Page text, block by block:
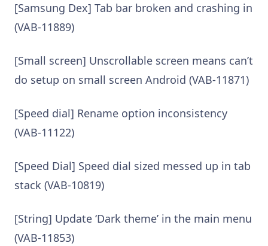
[Samsung Dex] Tab bar broken and crashing in
(VAB-11889)
[Small screen] Unscrollable screen means can’t
do setup on small screen Android (VAB-11871)
[Speed dial] Rename option inconsistency
(VAB-11122)
[Speed Dial] Speed dial sized messed up in tab
stack (VAB-10819)
[String] Update ‘Dark theme’ in the main menu
(VAB-11853)